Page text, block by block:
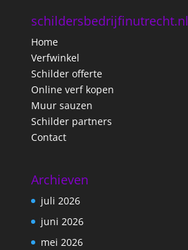
schildersbedrijfinutrecht.nl
Home
Verfwinkel
Schilder offerte
Online verf kopen
Muur sauzen
Schilder partners
Contact
Archieven
juli 2026
juni 2026
mei 2026